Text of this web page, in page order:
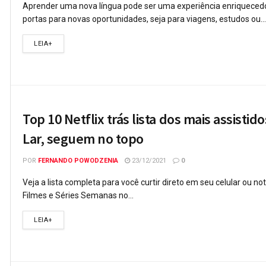
Aprender uma nova língua pode ser uma experiência
portas para novas oportunidades, seja para viagens, estudos ou...
LEIA+
Top 10 Netflix trás lista dos mais
Lar, seguem no topo
POR FERNANDO POWODZENIA 23/12/2021 0
Veja a lista completa para você curtir direto em seu celular ou
Filmes e Séries Semanas no...
LEIA+